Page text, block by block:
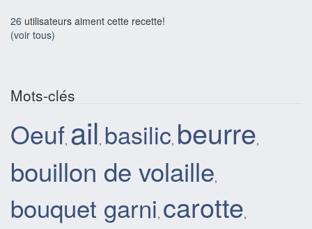
26 utilisateurs aiment cette recette!
(voir tous)
Mots-clés
Oeuf, ail, basilic, beurre,
bouillon de volaille,
bouquet garni, carotte,